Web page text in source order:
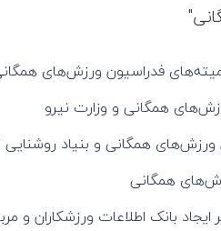
فدراسیون ورزش‌های
همگانی و وزارت نیرو
همگانی و بنیاد روشنایی
همگانی
بانک اطلاعات ورزشکاران و